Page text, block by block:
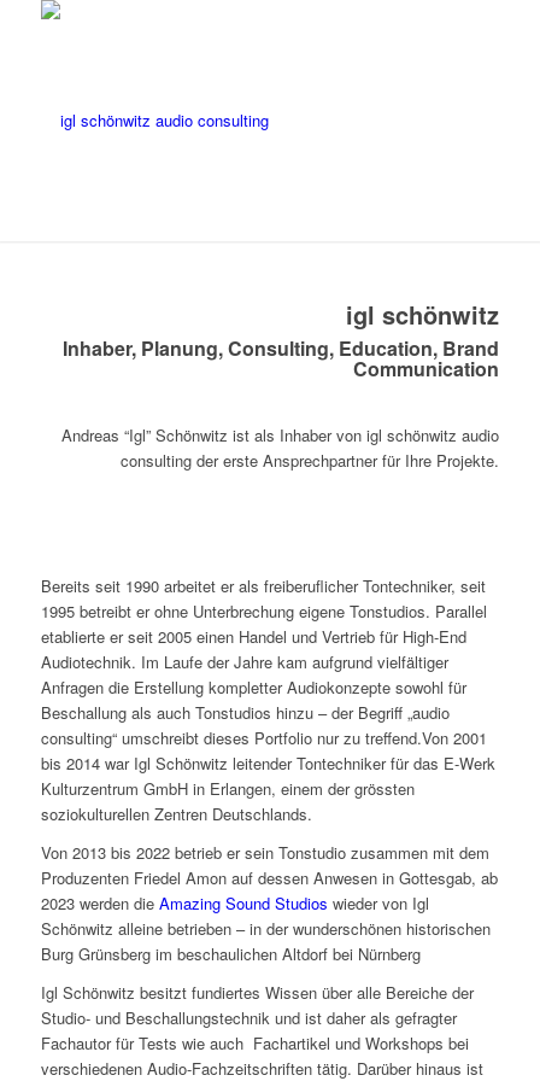
igl schönwitz
Inhaber, Planung, Consulting, Education, Brand
Communication
Andreas “Igl” Schönwitz ist als Inhaber von igl schönwitz audio
consulting der erste Ansprechpartner für Ihre Projekte.
Bereits seit 1990 arbeitet er als freiberuflicher Tontechniker, seit
1995 betreibt er ohne Unterbrechung eigene Tonstudios. Parallel
etablierte er seit 2005 einen Handel und Vertrieb für High-End
Audiotechnik. Im Laufe der Jahre kam aufgrund vielfältiger
Anfragen die Erstellung kompletter Audiokonzepte sowohl für
Beschallung als auch Tonstudios hinzu – der Begriff „audio
consulting“ umschreibt dieses Portfolio nur zu treffend.Von 2001
bis 2014 war Igl Schönwitz leitender Tontechniker für das E-Werk
Kulturzentrum GmbH in Erlangen, einem der grössten
soziokulturellen Zentren Deutschlands.
Von 2013 bis 2022 betrieb er sein Tonstudio zusammen mit dem
Produzenten Friedel Amon auf dessen Anwesen in Gottesgab, ab
2023 werden die Amazing Sound Studios wieder von Igl
Schönwitz alleine betrieben – in der wunderschönen historischen
Burg Grünsberg im beschaulichen Altdorf bei Nürnberg
Igl Schönwitz besitzt fundiertes Wissen über alle Bereiche der
Studio- und Beschallungstechnik und ist daher als gefragter
Fachautor für Tests wie auch Fachartikel und Workshops bei
verschiedenen Audio-Fachzeitschriften tätig. Darüber hinaus ist